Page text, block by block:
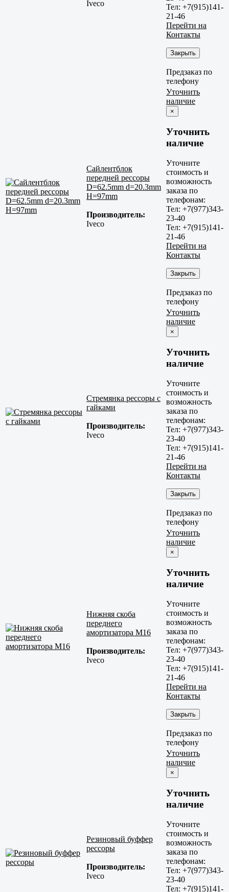
Iveco
Тел: +7(915)141-
21-46
Перейти на
Контакты
Закрыть
Предзаказ по
телефону
Сайлентблок
передней рессоры
D=62.5mm d=20.3mm
H=97mm
Производитель:
Iveco
Уточнить
наличие
×
Уточнить
наличие
Уточните
стоимость и
возможность
заказа по
телефонам:
Тел: +7(977)343-
23-40
Тел: +7(915)141-
21-46
Перейти на
Контакты
Закрыть
Предзаказ по
телефону
Стремянка рессоры с
гайками
Производитель:
Iveco
Уточнить
наличие
×
Уточнить
наличие
Уточните
стоимость и
возможность
заказа по
телефонам:
Тел: +7(977)343-
23-40
Тел: +7(915)141-
21-46
Перейти на
Контакты
Закрыть
Предзаказ по
телефону
Нижняя скоба
переднего
амортизатора M16
Производитель:
Iveco
Уточнить
наличие
×
Уточнить
наличие
Уточните
стоимость и
возможность
заказа по
телефонам:
Тел: +7(977)343-
23-40
Тел: +7(915)141-
21-46
Перейти на
Контакты
Закрыть
Предзаказ по
телефону
Резиновый буффер
рессоры
Производитель:
Iveco
Уточнить
наличие
×
Уточнить
наличие
Уточните
стоимость и
возможность
заказа по
телефонам:
Тел: +7(977)343-
23-40
Тел: +7(915)141-